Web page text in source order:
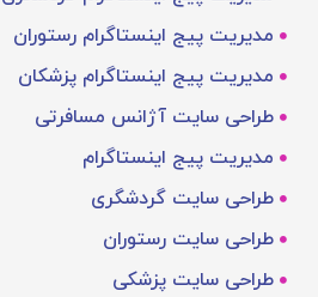
مدیریت پیج اینستاگرام رستوران
مدیریت پیج اینستاگرام پزشکان
طراحی سایت آژانس مسافرتی
مدیریت پیج اینستاگرام
طراحی سایت گردشگری
طراحی سایت رستوران
طراحی سایت پزشکی